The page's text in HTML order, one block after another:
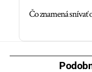
Čo znamená snívať